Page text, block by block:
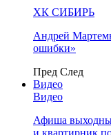
ХК СИБИРЬ
Андрей
ошибки»
Пред След
Видео
Видео
Афиша
и квартирник